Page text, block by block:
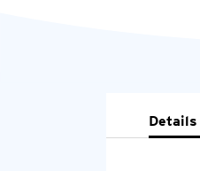
Details